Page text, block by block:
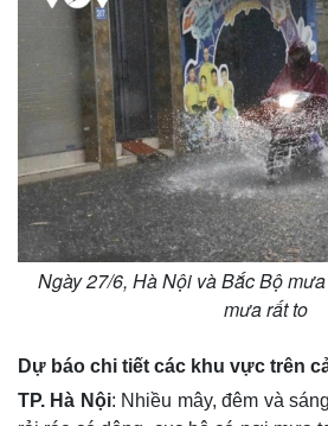
Ngày 27/6, Hà Nội và Bắc Bộ
mưa rất to
Dự báo chi tiết các khu vực trên
TP. Hà Nội: Nhiều mây, đêm và